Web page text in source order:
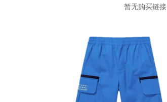
暂无购买链接